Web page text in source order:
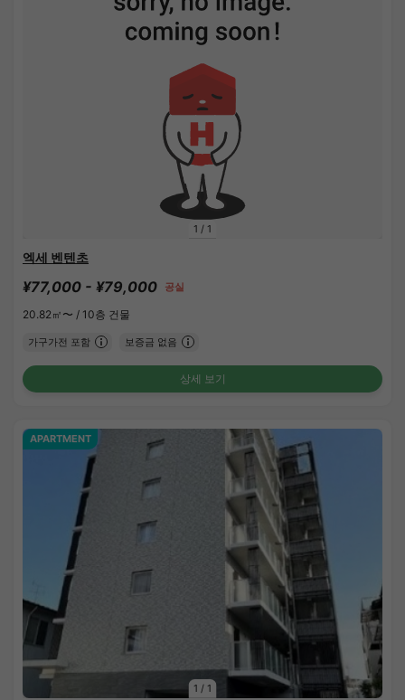
1 / 1
엑세 벤텐초
¥77,000 - ¥79,000 공실
20.82㎡〜 / 10층 건물
가구가전 포함 보증금 없음
상세 보기
1 / 1
APARTMENT